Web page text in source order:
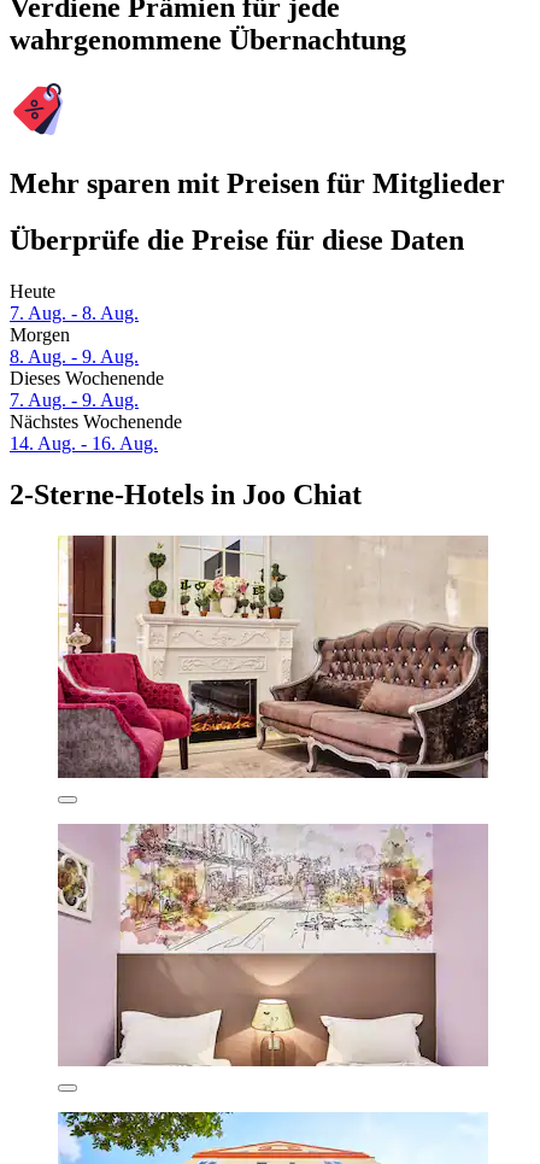
Verdiene Prämien für jede
wahrgenommene Übernachtung
Mehr sparen mit Preisen für Mitglieder
Überprüfe die Preise für diese Daten
Heute
7. Aug. - 8. Aug.
Morgen
8. Aug. - 9. Aug.
Dieses Wochenende
7. Aug. - 9. Aug.
Nächstes Wochenende
14. Aug. - 16. Aug.
2-Sterne-Hotels in Joo Chiat